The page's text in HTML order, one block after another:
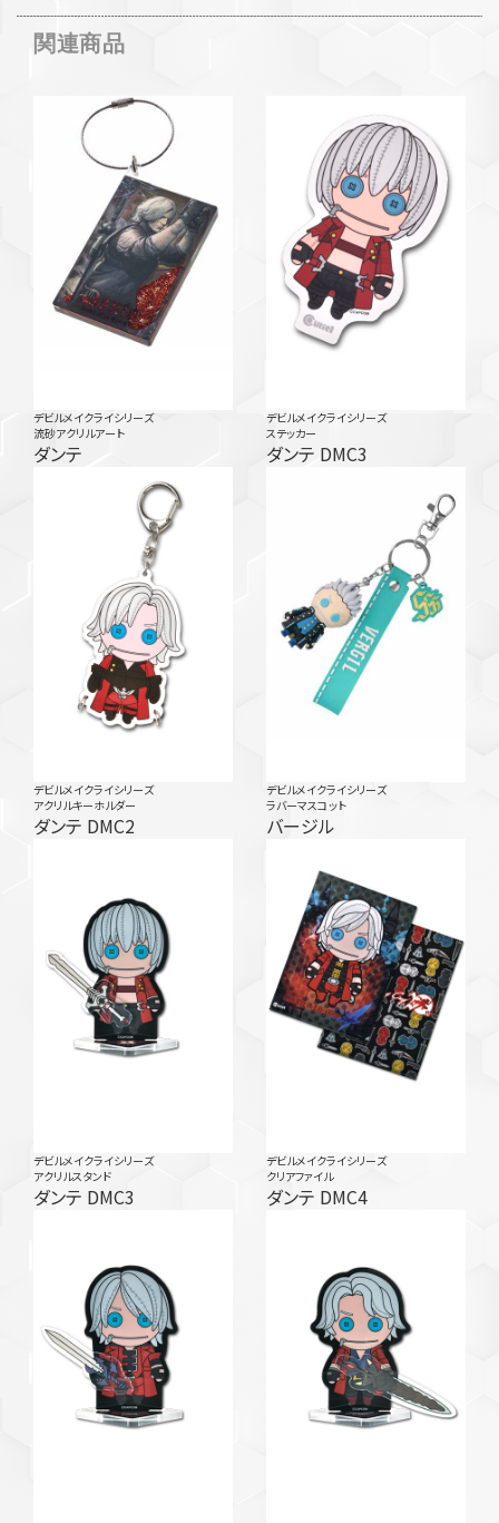
関連商品
デビルメイクライシリーズ
流砂アクリルアート
ダンテ
デビルメイクライシリーズ
ステッカー
ダンテ DMC3
デビルメイクライシリーズ
アクリルキーホルダー
ダンテ DMC2
デビルメイクライシリーズ
ラバーマスコット
バージル
デビルメイクライシリーズ
アクリルスタンド
ダンテ DMC3
デビルメイクライシリーズ
クリアファイル
ダンテ DMC4